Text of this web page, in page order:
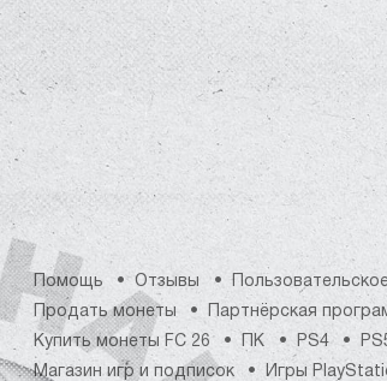
Помощь Отзывы
Продать монеты
Партнёрская
Купить монеты FC 26
ПК PS4
Магазин игр и подписок
Игры